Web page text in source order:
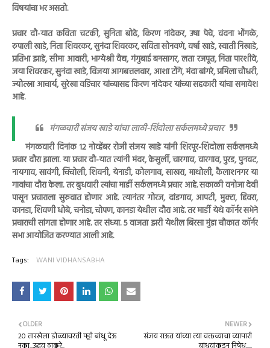
विषयांचा भर असतो.
प्रचार दौ-यात कविता चटकी, सुनिता बोढे, किरण नांदेकर, उषा पेचे, वंदना भोंगळे,
रुपाली खाडे, निता शिवरकर, सुनंदा शिवरकर, सविता सोनवणे, वर्षा खाडे, स्वाती निखाडे,
प्रतिभा झाडे, सीमा आवारी, भाग्येश्री वैद्य, गंगुबाई बनसागर, लता रजपूत, निता पारशीवे,
जया शिवरकर, सुनंदा खाडे, विजया आगबत्तलवार, आशा टोंगे, मंदा बांगरे, प्रमिला चौधरी,
ज्योत्स्ना आचार्य, सुरेखा वडिचार यांच्यासह किरण नांदेकर यांच्या सहकारी यांचा समावेश
आहे.
मंगळवारी संजय खाडे यांचा लाठी-शिंदोला सर्कलमध्ये प्रचार
मंगळवारी दिनांक 12 नोव्हेंबर रोजी संजय खाडे यांनी शिरपूर-शिंदोला सर्कलमध्ये
प्रचार दौरा झाला. या प्रचार दौ-यात त्यांनी मंदर, केसुर्ली, चारगाव, वारगाव, पुरड, पुनवट,
नायगाव, सावंगी, चिंचोली, शिवनी, येनाडी, कोलगाव, साखरा, माथोली, कैलाशनगर या
गावांचा दौरा केला. तर बुधवारी त्यांचा मार्डी सर्कलमध्ये प्रचार आहे. सकाळी वनोजा देवी
पासून प्रचाराला सुरुवात होणार आहे. त्यानंतर गोरज, दांडगाव, आपटी, मुक्टा, हिवरा,
कानडा, शिवणी धोबे, चनोडा, चोपण, कानडा येथील दौरा आहे. तर मार्डी येथे कॉर्नर सभेने
प्रचाराची सांगता होणार आहे. तर संध्या. 5 वाजता झरी येथील बिरसा मुंडा चौकात कॉर्नर
सभा आयोजित करण्यात आली आहे.
Tags: WANI VIDHANSABHA
NEWER
संजय राऊत यांच्या त्या वक्तव्याचा व्यापारी
OLDER
20 तारखेला डोळ्यावरती पट्टी बांधू देऊ